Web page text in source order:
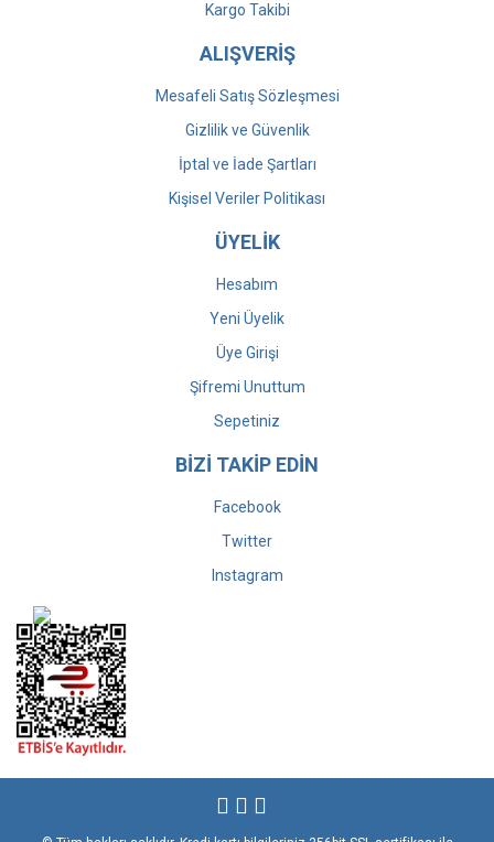
Kargo Takibi
ALIŞVERİŞ
Mesafeli Satış Sözleşmesi
Gizlilik ve Güvenlik
İptal ve İade Şartları
Kişisel Veriler Politikası
ÜYELİK
Hesabım
Yeni Üyelik
Üye Girişi
Şifremi Unuttum
Sepetiniz
BİZİ TAKİP EDİN
Facebook
Twitter
Instagram